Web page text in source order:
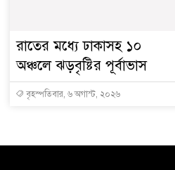
রাতের মধ্যে ঢাকাসহ ১০
অঞ্চলে ঝড়বৃষ্টির পূর্বাভাস
বৃহস্পতিবার, ৬ অগাস্ট, ২০২৬